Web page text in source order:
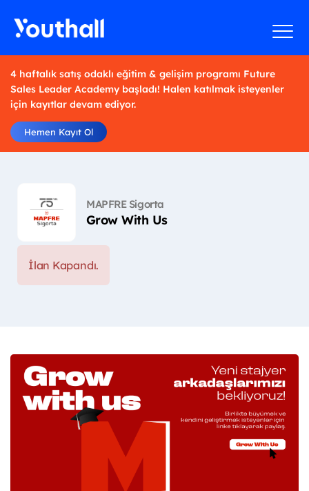
4 haftalık satış odaklı eğitim & gelişim programı Future
Sales Leader Academy başladı! Halen katılmak isteyenler
için kayıtlar devam ediyor.
Hemen Kayıt Ol
MAPFRE Sigorta
Grow With Us
İlan Kapandı.